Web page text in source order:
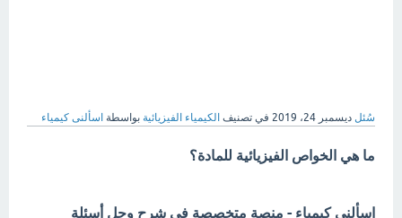
سُئل ديسمبر 24، 2019 في تصنيف الكيمياء الفيزيائية بواسطة اسألنى كيمياء
ما هي الخواص الفيزيائية للمادة؟
اسألني كيمياء - منصة متخصصة في شرح وحل أسئلة